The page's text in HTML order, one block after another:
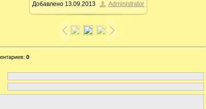
Добавлено 13.09.2013 Administrator
: 0